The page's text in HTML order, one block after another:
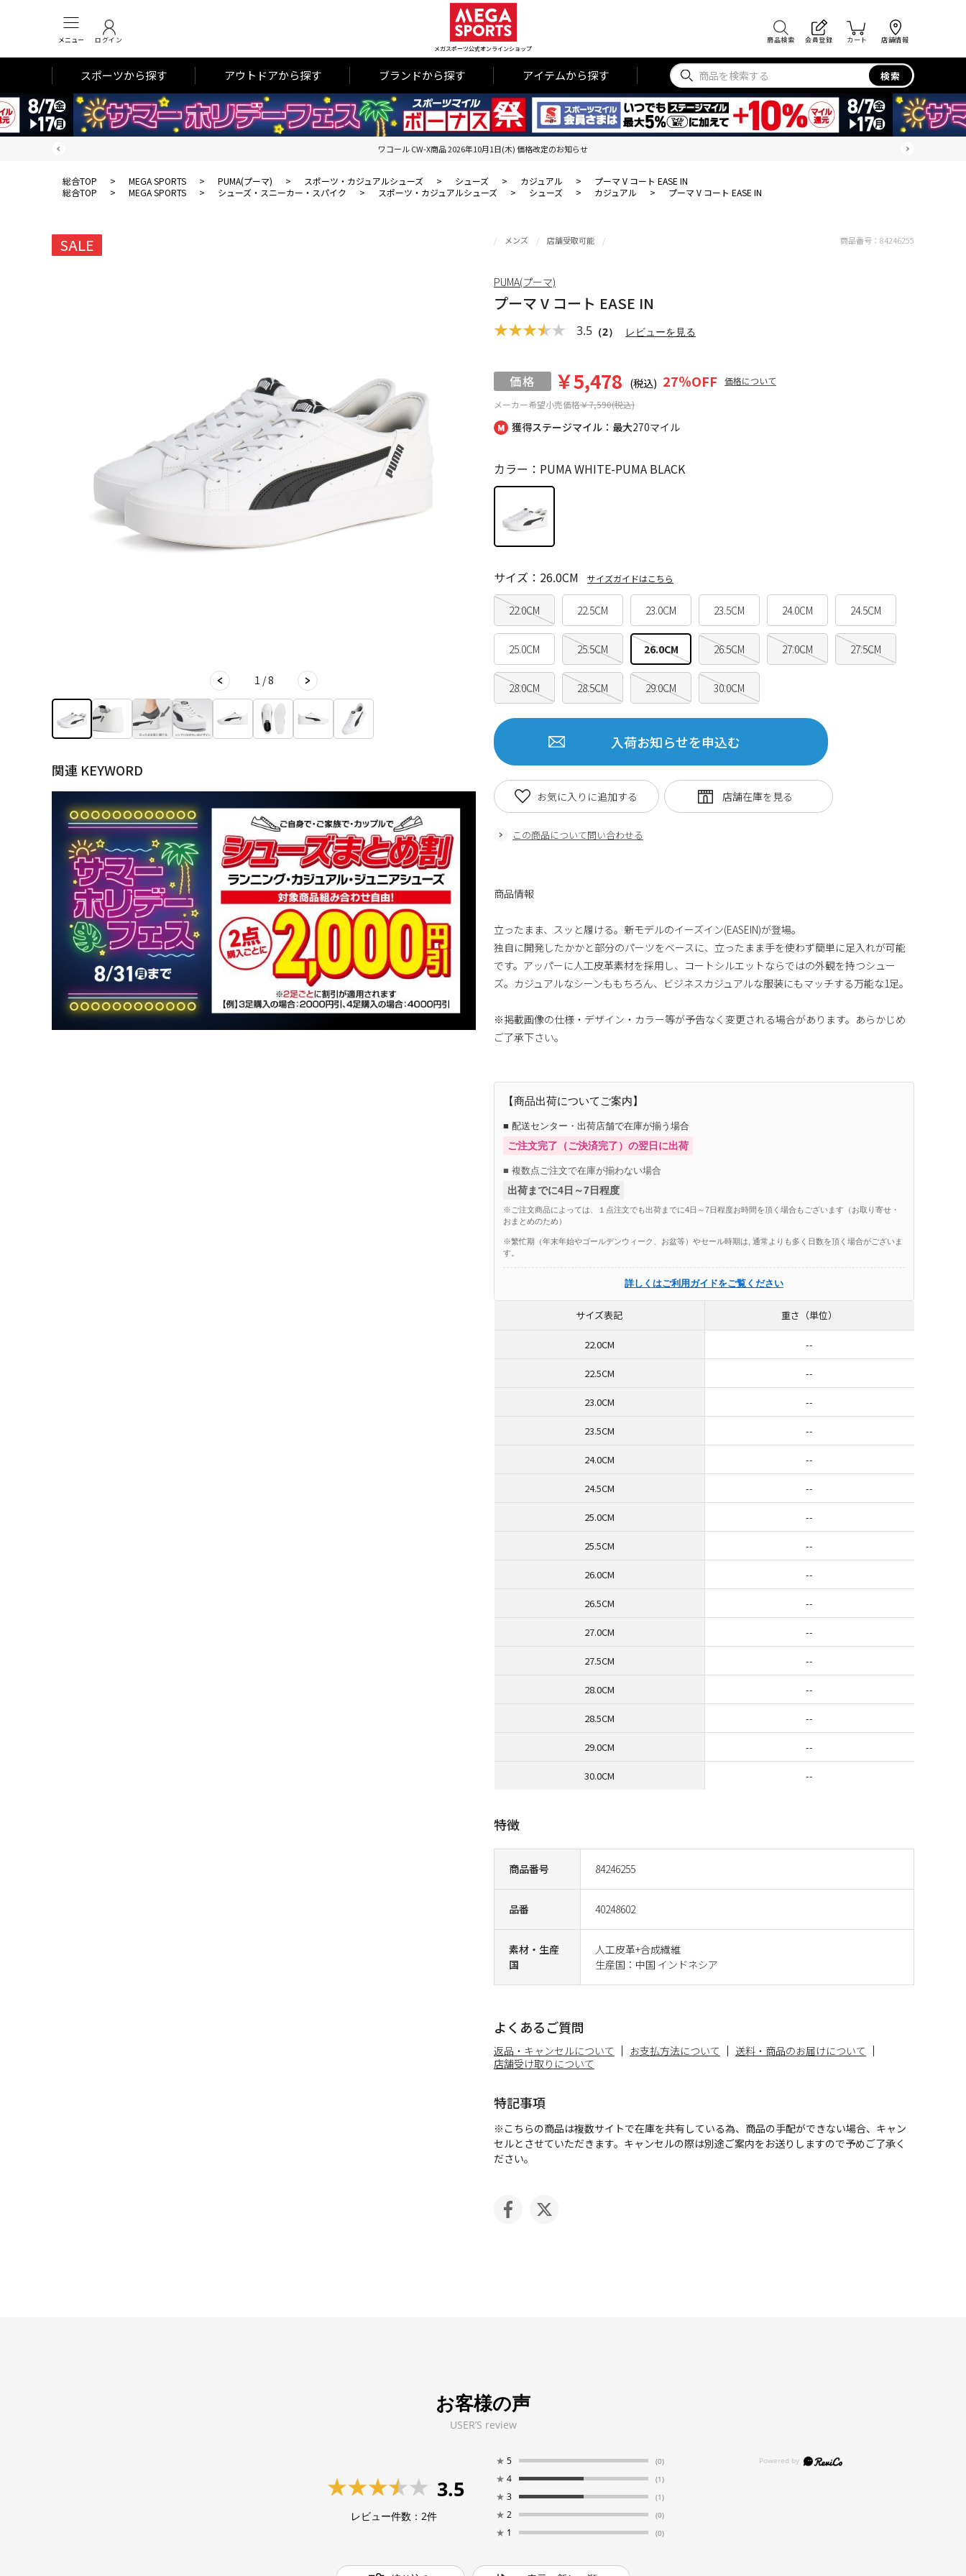
メニュー ログイン
メガスポーツ公式オンラインショップ
商品検索 会員登録 カート 店舗情報
スポーツから探す アウトドアから探す ブランドから探す アイテムから探す 検索
ワコール CW-X商品 2026年10月1日(木) 価格改定のお知らせ
総合TOP > MEGA SPORTS > PUMA(プーマ) > スポーツ・カジュアルシューズ > シューズ > カジュアル >
プーマ V コート EASE IN
総合TOP
> MEGA SPORTS > シューズ・スニーカー・スパイク > スポーツ・カジュアルシューズ > シューズ > カジュアル > プーマ V コート EASE IN
SALE
1 / 8
関連 KEYWORD
獲得ステージマイル：最大270マイル
メンズ 店舗受取可能
プーマ V コート EASE IN
3.5 （2） レビューを見る
メーカー希望小売価格￥7,590(税込)
￥5,478 (税込) 27％OFF 価格について
商品番号 84246255
品番 40248602
素材・生産
国
人工皮革+合成繊維
生産国：中国 インドネシア
カラー：PUMA WHITE-PUMA BLACK
22.0CM 22.5CM 23.0CM 23.5CM 24.0CM 24.5CM
25.0CM 25.5CM 26.0CM 26.5CM 27.0CM 27.5CM
28.0CM 28.5CM 29.0CM 30.0CM
サイズ：26.0CM サイズガイドはこちら
入荷お知らせを申込む
この商品について問い合わせる
お気に入りに追加する
商品番号： 84246255
PUMA(プーマ)
商品情報
立ったまま、スッと履ける。新モデルのイーズイン(EASEIN)が登場。
独自に開発したかかと部分のパーツをベースに、立ったまま手を使わず簡単に足入れが可能
です。アッパーに人工皮革素材を採用し、コートシルエットならではの外観を持つシュー
ズ。カジュアルなシーンももちろん、ビジネスカジュアルな服装にもマッチする万能な1足。
※掲載画像の仕様・デザイン・カラー等が予告なく変更される場合があります。あらかじめ
ご了承下さい。
【商品出荷についてご案内】
■ 配送センター・出荷店舗で在庫が揃う場合
ご注文完了（ご決済完了）の翌日に出荷
■ 複数点ご注文で在庫が揃わない場合
出荷までに4日～7日程度
※ご注文商品によっては、１点注文でも出荷までに4日～7日程度お時間を頂く場合もございます（お取り寄せ・
おまとめのため）
※繁忙期（年末年始やゴールデンウィーク、お盆等）やセール時期は, 通常よりも多く日数を頂く場合がございま
す。
詳しくはご利用ガイドをご覧ください
特徴
よくあるご質問
返品・キャンセルについて お支払方法について
送料・商品のお届けについて
店舗受け取りについて
特記事項
※こちらの商品は複数サイトで在庫を共有している為、商品の手配ができない場合、キャン
セルとさせていただきます。キャンセルの際は別途ご案内をお送りしますので予めご了承く
ださい。
サイズ表記 重さ（単位）
22.0CM --
22.5CM --
23.0CM --
23.5CM --
24.0CM --
24.5CM --
25.0CM --
25.5CM --
26.0CM --
26.5CM --
27.0CM --
27.5CM --
28.0CM --
28.5CM --
29.0CM --
30.0CM --
お客様の声
USER’S review
3.5
レビュー件数： 2件
★ 5 (0)
★ 4 (1)
★ 3 (1)
★ 2 (0)
★ 1 (0)